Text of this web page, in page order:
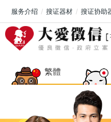
繁體
服务介绍 搜证器材 搜证协助